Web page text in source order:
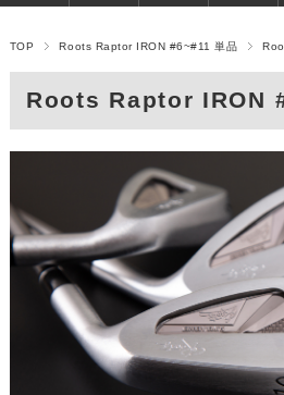
TOP Roots Raptor IRON #6~#11 単品
Roots Raptor IRON